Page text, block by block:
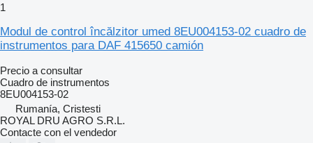
1
Modul de control încălzitor umed 8EU004153-02 cuadro de
instrumentos para DAF 415650 camión
Precio a consultar
Cuadro de instrumentos
8EU004153-02
Rumanía, Cristesti
ROYAL DRU AGRO S.R.L.
Contacte con el vendedor